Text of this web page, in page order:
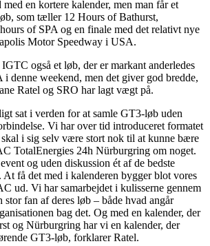
en kortere kalender, men man får et
som tæller 12 Hours of Bathurst,
of SPA og en finale med det relativt nye
Motor Speedway i USA.
også et løb, der er markant anderledes
i denne weekend, men det giver god bredde,
Ratel og SRO har lagt vægt på.
sat i verden for at samle GT3-løb uden
Vi har over tid introduceret formatet
skal i sig selv være stort nok til at kunne bære
TotalEnergies 24h Nürburgring om noget.
og uden diskussion ét af de bedste
At få det med i kalenderen bygger blot vores
ud. Vi har samarbejdet i kulisserne gennem
stor fan af deres løb – både hvad angår
bag det. Og med en kalender, der
og Nürburgring har vi en kalender, der
GT3-løb, forklarer Ratel.